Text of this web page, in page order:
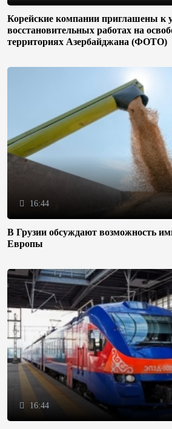
Корейские компании приглашены к
восстановительных работах на
территориях Азербайджана (ФОТО)
16:44
В Грузии обсуждают возможность
Европы
16:44